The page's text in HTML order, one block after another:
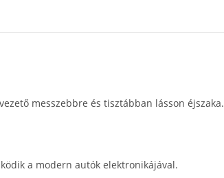
messzebbre és tisztábban lásson éjszaka.
a modern autók elektronikájával.